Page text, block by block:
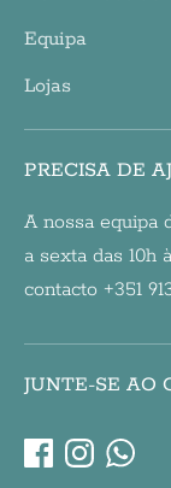
Equipa
Lojas
PRECISA DE
A nossa equipa
a sexta das 10h
contacto +351
JUNTE-SE AO